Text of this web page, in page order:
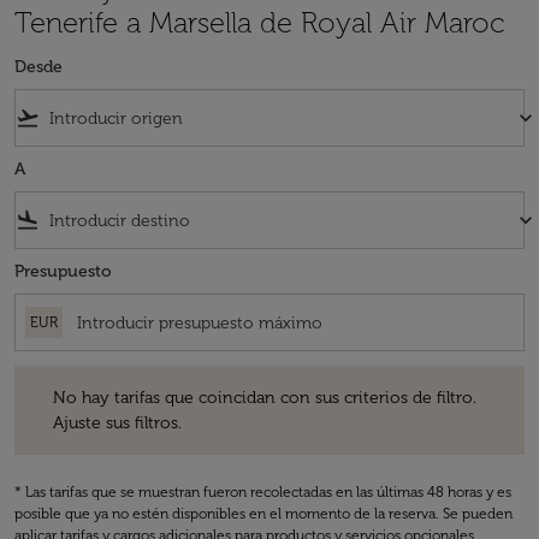
Tenerife a Marsella de Royal Air Maroc
Desde
flight_takeoff keyboard_arrow_down
A
flight_land keyboard_arrow_down
Presupuesto
EUR
No hay tarifas que coincidan con sus criterios de filtro.
Ajuste sus filtros.
* Las tarifas que se muestran fueron recolectadas en las últimas 48 horas y es
posible que ya no estén disponibles en el momento de la reserva. Se pueden
aplicar tarifas y cargos adicionales para productos y servicios opcionales.